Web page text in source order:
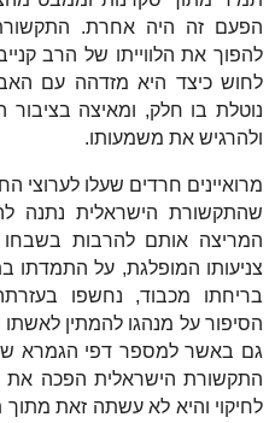
הפעם זה היה אחרת.
להפוך את הלווייתו של הרב
לחוש כיצד היא מזדהה עם
נוטלת בו חלק, ומאיצה בציבור
ולהרגיש את משמעותו.
מרואיינים חרדים שעלו לערוצי
שהתקשורת הישראלית נתנה
המריצה אותם להרבות
צניעותו המופלגת, על התמדתו
בריחתו מכבוד, נחשפו
הסיפור על מנהגו להמתין
גם באשר למספר דפי הגמרא
התקשורת הישראלית הפכה את
לחיקוי והיא לא עשתה זאת